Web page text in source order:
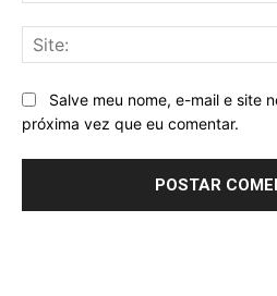
Salve meu nome, e-mail e site
próxima vez que eu comentar.